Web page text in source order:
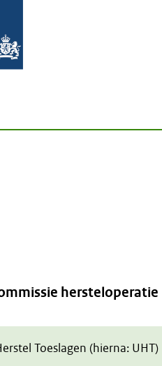
hersteloperatie
Toeslagen (hierna: UHT)